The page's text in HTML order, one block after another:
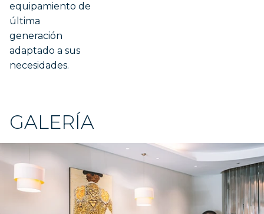
equipamiento de
última
generación
adaptado a sus
necesidades.
GALERÍA